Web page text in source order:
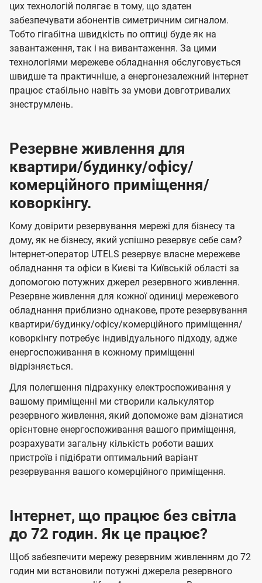
цих технологій полягає в тому, що здатен
забезпечувати абонентів симетричним сигналом.
Тобто гігабітна швидкість по оптиці буде як на
завантаження, так і на вивантаження. За цими
технологіями мережеве обладнання обслуговується
швидше та практичніше, а енергонезалежний інтернет
працює стабільно навіть за умови довготривалих
знеструмлень.
Резервне живлення для
квартири/будинку/офісу/
комерційного приміщення/
коворкінгу.
Кому довірити резервування мережі для бізнесу та
дому, як не бізнесу, який успішно резервує себе сам?
Інтернет-оператор UTELS резервує власне мережеве
обладнання та офіси в Києві та Київській області за
допомогою потужних джерел резервного живлення.
Резервне живлення для кожної одиниці мережевого
обладнання приблизно однакове, проте резервування
квартири/будинку/офісу/комерційного приміщення/
коворкінгу потребує індивідуального підходу, адже
енергоспоживання в кожному приміщенні
відрізняється.
Для полегшення підрахунку електроспоживання у
вашому приміщенні ми створили калькулятор
резервного живлення, який допоможе вам дізнатися
орієнтовне енергоспоживання вашого приміщення,
розрахувати загальну кількість роботи ваших
пристроїв і підібрати оптимальний варіант
резервування вашого комерційного приміщення.
Інтернет, що працює без світла
до 72 годин. Як це працює?
Щоб забезпечити мережу резервним живленням до 72
годин ми встановили потужні джерела резервного